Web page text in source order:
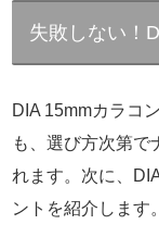
失敗しない！
DIA 15mmカラコ
も、選び方次第で
れます。次に、
ントを紹介します。